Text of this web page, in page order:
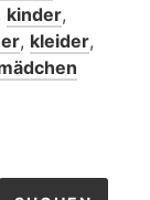
kinder,
, kleider,